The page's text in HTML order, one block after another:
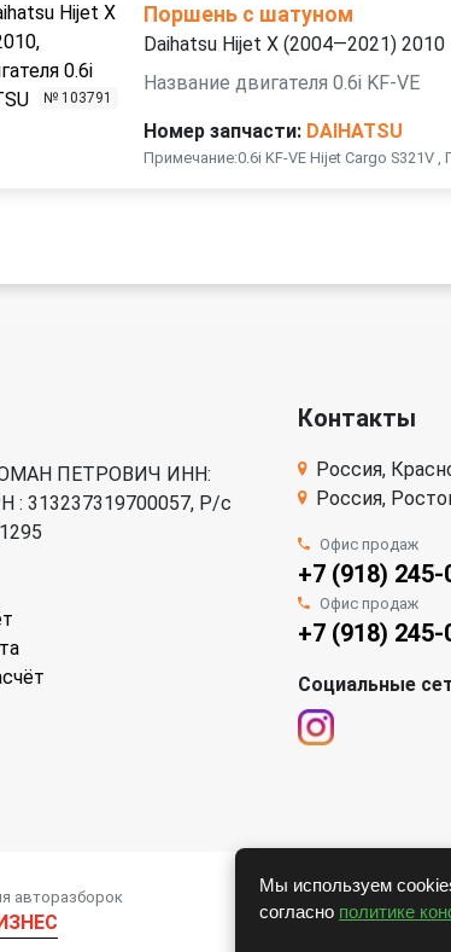
№ 103791
Поршень с шатуном
Daihatsu Hijet X (2004—2021) 2010
Название двигателя 0.6i KF-VE
Номер запчасти: DAIHATSU
Примечание:0.6i KF-VE Hijet Cargo S321V ,
ПЕТРОВИЧ ИНН:
: 313237319700057, Р/c
Контакты
Россия,
Россия,
Офис продаж
+7 (918) 245-
Офис продаж
+7 (918) 245-
Социальные
авторазборок
Мы используем
согласно политике